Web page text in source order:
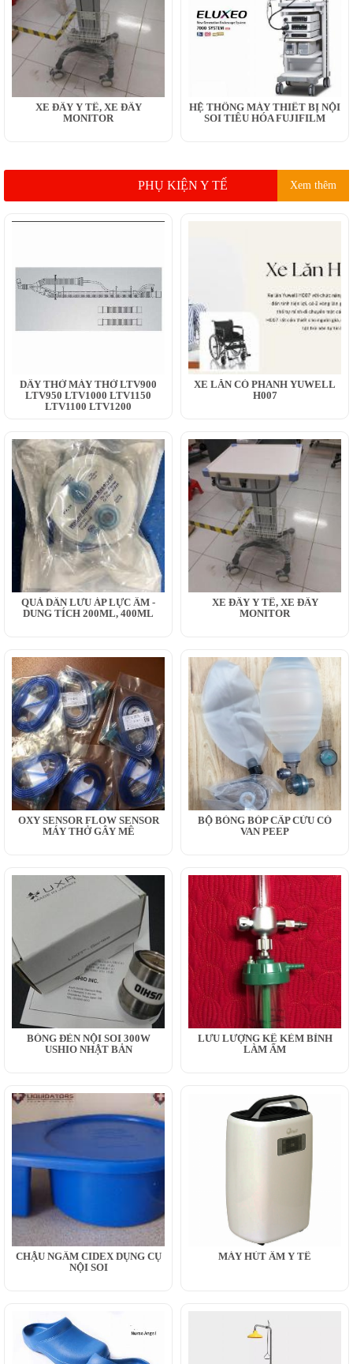
XE ĐẨY Y TẾ, XE ĐẨY
MONITOR
HỆ THỐNG MÁY THIẾT BỊ NỘI
SOI TIÊU HÓA FUJIFILM
PHỤ KIỆN Y TẾ Xem thêm
DÂY THỞ MÁY THỞ LTV900
LTV950 LTV1000 LTV1150
LTV1100 LTV1200
XE LĂN CÓ PHANH YUWELL
H007
QUẢ DẪN LƯU ÁP LỰC ÂM -
DUNG TÍCH 200ML, 400ML
XE ĐẨY Y TẾ, XE ĐẨY
MONITOR
OXY SENSOR FLOW SENSOR
MÁY THỞ GÂY MÊ
BỘ BÓNG BÓP CẤP CỨU CÓ
VAN PEEP
BÓNG ĐÈN NỘI SOI 300W
USHIO NHẬT BẢN
LƯU LƯỢNG KẾ KÈM BÌNH
LÀM ẨM
CHẬU NGÂM CIDEX DỤNG CỤ
NỘI SOI
MÁY HÚT ẨM Y TẾ